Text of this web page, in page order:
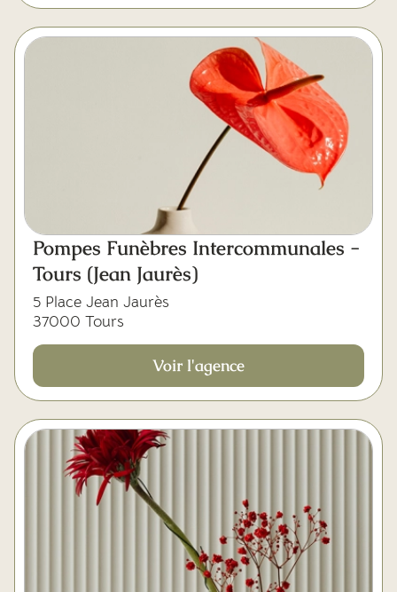
Pompes Funèbres Intercommunales -
Tours (Jean Jaurès)
5 Place Jean Jaurès
37000 Tours
Voir l'agence